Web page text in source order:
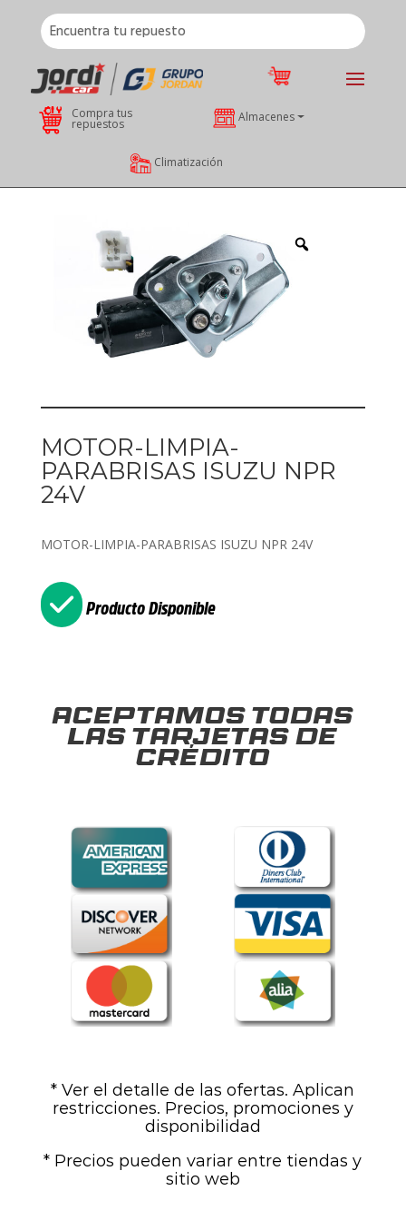
Compra tus
repuestos Almacenes
Climatización
MOTOR-LIMPIA-
PARABRISAS ISUZU NPR
24V
MOTOR-LIMPIA-PARABRISAS ISUZU NPR 24V
Producto Disponible
Aceptamos todas
las tarjetas de
crédito
* Ver el detalle de las ofertas. Aplican
restricciones. Precios, promociones y
disponibilidad
* Precios pueden variar entre tiendas y
sitio web